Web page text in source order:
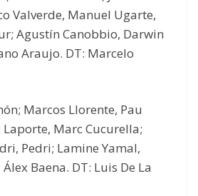
Valverde, Manuel Ugarte,
Agustín Canobbio, Darwin
Araujo. DT: Marcelo
Marcos Llorente, Pau
Marc Cucurella;
Pedri; Lamine Yamal,
Baena. DT: Luis De La